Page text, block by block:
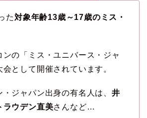
た対象年齢13歳～17歳のミス・
ンの「ミス・ユニバース・ジャ
として開催されています。
・ジャパン出身の有名人は、井
ラウデン直美さんなど…